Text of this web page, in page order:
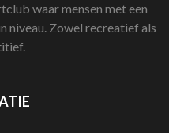
waar mensen met een
niveau. Zowel recreatief als